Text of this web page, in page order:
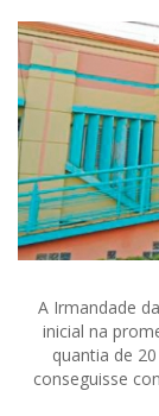
A Irmandade
inicial na
quantia de
conseguisse